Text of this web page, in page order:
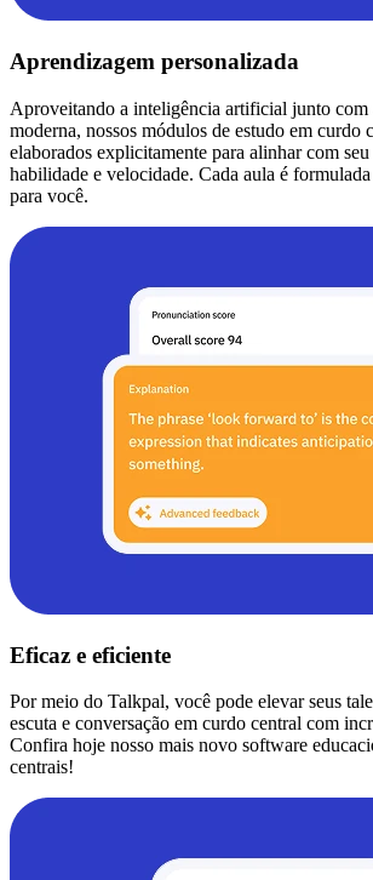
Aprendizagem personalizada
Aproveitando a inteligência artificial junto com
moderna, nossos módulos de estudo em curdo
elaborados explicitamente para alinhar com
habilidade e velocidade. Cada aula é
para você.
Eficaz e eficiente
Por meio do Talkpal, você pode elevar seus
escuta e conversação em curdo central com
Confira hoje nosso mais novo software
centrais!